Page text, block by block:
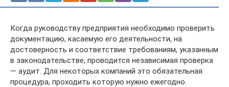
Когда руководству предприятия необходимо проверить
документацию, касаемую его деятельности, на
достоверность и соответствие требованиям, указанным
в законодательстве, проводится независимая проверка
— аудит. Для некоторых компаний это обязательная
процедура, проходить которую нужно ежегодно.